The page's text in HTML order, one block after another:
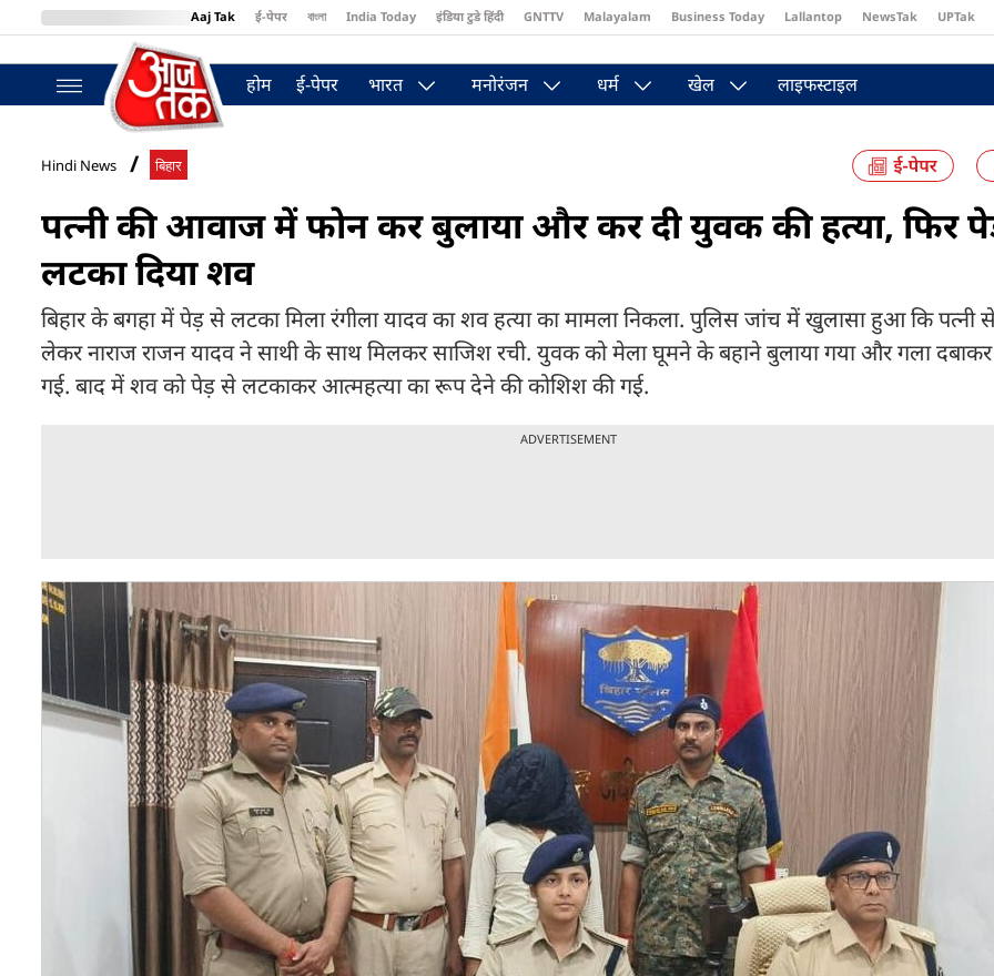
Aaj Tak ई-पेपर বাংলা India Today इंडिया टुडे हिंदी GNTTV Malayalam Business Today Lallantop NewsTak UPTak
BT Bazaar
होम ई-पेपर भारत मनोरंजन धर्म खेल लाइफस्टाइल
Hindi News बिहार
पत्नी की आवाज में फोन कर बुलाया और कर दी युवक की हत्या, फिर
लटका दिया शव
बिहार के बगहा में पेड़ से लटका मिला रंगीला यादव का शव हत्या का मामला निकला. पुलिस जांच में खुलासा हुआ कि पत्नी
लेकर नाराज राजन यादव ने साथी के साथ मिलकर साजिश रची. युवक को मेला घूमने के बहाने बुलाया गया और गला दबाकर
गई. बाद में शव को पेड़ से लटकाकर आत्महत्या का रूप देने की कोशिश की गई.
ADVERTISEMENT